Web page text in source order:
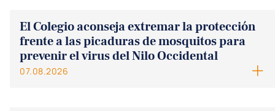
El Colegio aconseja extremar la protección
frente a las picaduras de mosquitos para
prevenir el virus del Nilo Occidental
07.08.2026